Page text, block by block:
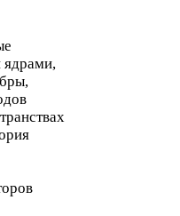
ядрами,